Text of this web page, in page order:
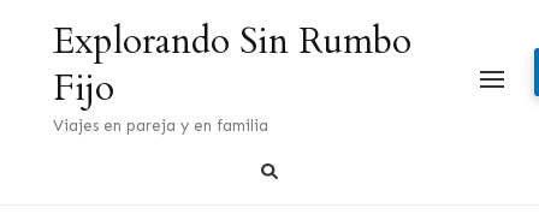
Explorando Sin Rumbo
Fijo
Viajes en pareja y en familia